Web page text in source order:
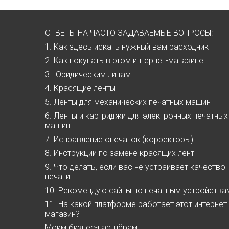
ОТВЕТЫ НА ЧАСТО ЗАДАВАЕМЫЕ ВОПРОСЫ:
1. Как здесь искать нужный вам расходник
2. Как покупать в этом интернет-магазине
3. Юридическим лицам
4. Красящие ленты
5. Ленты для механических печатных машин
6. Ленты и картриджи для электронных печатных
машин
7. Исправление опечаток (корректоры)
8. Инструкции по замене красящих лент
9. Что делать, если вас не устраивает качество
печати
10. Рекомендую сайты по печатным
11. На какой платформе работает этот интернет-
магазин?